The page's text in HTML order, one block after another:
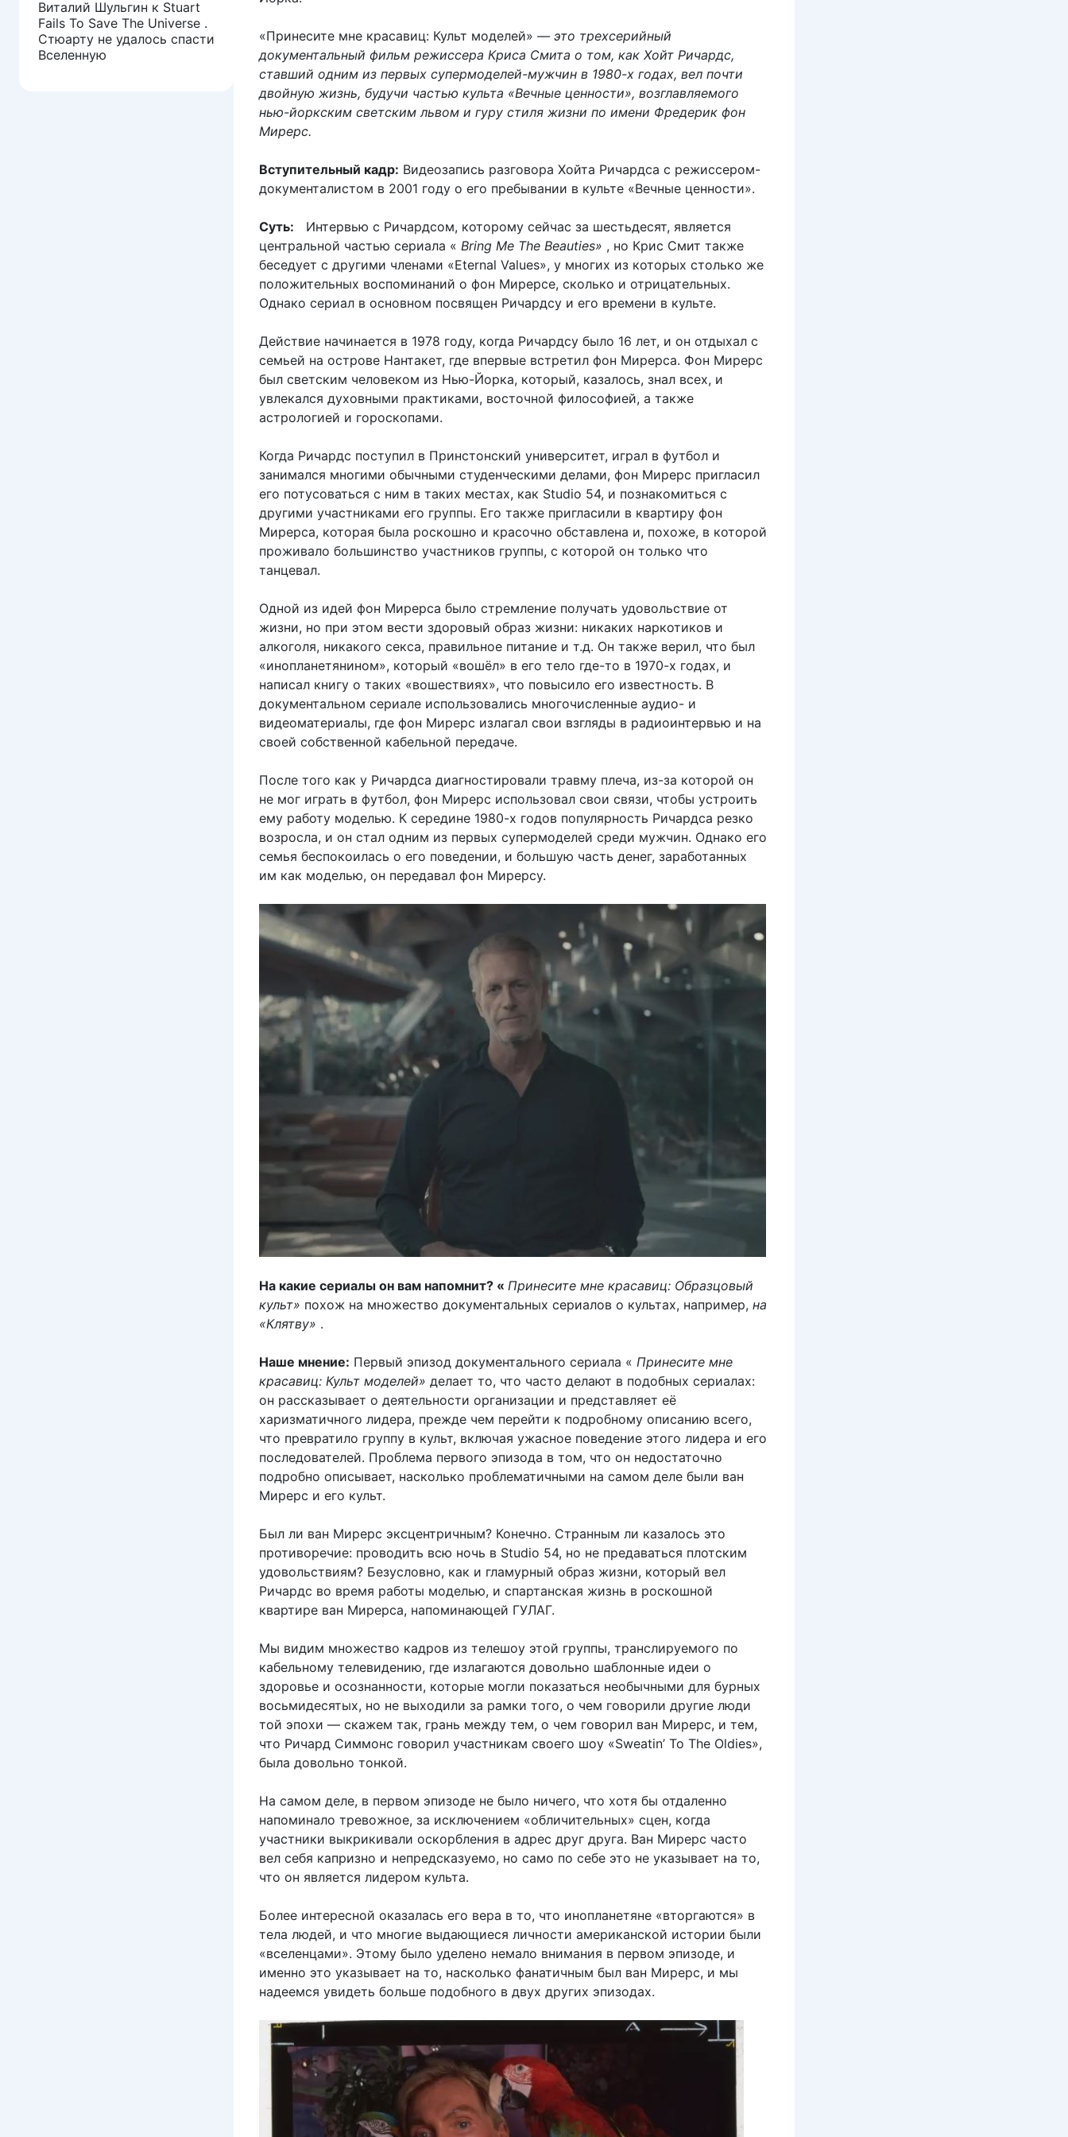
«Принесите мне красавиц: Культ моделей» — это трехсерийный
документальный фильм режиссера Криса Смита о том, как Хойт Ричардс,
ставший одним из первых супермоделей-мужчин в 1980-х годах, вел почти
двойную жизнь, будучи частью культа «Вечные ценности», возглавляемого
нью-йоркским светским львом и гуру стиля жизни по имени Фредерик фон
Мирерс.
Вступительный кадр: Видеозапись разговора Хойта Ричардса с режиссером-
документалистом в 2001 году о его пребывании в культе «Вечные ценности».
Суть: Интервью с Ричардсом, которому сейчас за шестьдесят, является
центральной частью сериала « Bring Me The Beauties» , но Крис Смит также
беседует с другими членами «Eternal Values», у многих из которых столько же
положительных воспоминаний о фон Мирерсе, сколько и отрицательных.
Однако сериал в основном посвящен Ричардсу и его времени в культе.
Действие начинается в 1978 году, когда Ричардсу было 16 лет, и он отдыхал с
семьей на острове Нантакет, где впервые встретил фон Мирерса. Фон Мирерс
был светским человеком из Нью-Йорка, который, казалось, знал всех, и
увлекался духовными практиками, восточной философией, а также
астрологией и гороскопами.
Когда Ричардс поступил в Принстонский университет, играл в футбол и
занимался многими обычными студенческими делами, фон Мирерс пригласил
его потусоваться с ним в таких местах, как Studio 54, и познакомиться с
другими участниками его группы. Его также пригласили в квартиру фон
Мирерса, которая была роскошно и красочно обставлена ​​и, похоже, в которой
проживало большинство участников группы, с которой он только что
танцевал.
Одной из идей фон Мирерса было стремление получать удовольствие от
жизни, но при этом вести здоровый образ жизни: никаких наркотиков и
алкоголя, никакого секса, правильное питание и т.д. Он также верил, что был
«инопланетянином», который «вошёл» в его тело где-то в 1970-х годах, и
написал книгу о таких «вошествиях», что повысило его известность. В
документальном сериале использовались многочисленные аудио- и
видеоматериалы, где фон Мирерс излагал свои взгляды в радиоинтервью и на
своей собственной кабельной передаче.
После того как у Ричардса диагностировали травму плеча, из-за которой он
не мог играть в футбол, фон Мирерс использовал свои связи, чтобы устроить
ему работу моделью. К середине 1980-х годов популярность Ричардса резко
возросла, и он стал одним из первых супермоделей среди мужчин. Однако его
семья беспокоилась о его поведении, и большую часть денег, заработанных
им как моделью, он передавал фон Мирерсу.
На какие сериалы он вам напомнит? « Принесите мне красавиц: Образцовый
культ» похож на множество документальных сериалов о культах, например, на
«Клятву» .
Наше мнение: Первый эпизод документального сериала « Принесите мне
красавиц: Культ моделей» делает то, что часто делают в подобных сериалах:
он рассказывает о деятельности организации и представляет её
харизматичного лидера, прежде чем перейти к подробному описанию всего,
что превратило группу в культ, включая ужасное поведение этого лидера и его
последователей. Проблема первого эпизода в том, что он недостаточно
подробно описывает, насколько проблематичными на самом деле были ван
Мирерс и его культ.
Был ли ван Мирерс эксцентричным? Конечно. Странным ли казалось это
противоречие: проводить всю ночь в Studio 54, но не предаваться плотским
удовольствиям? Безусловно, как и гламурный образ жизни, который вел
Ричардс во время работы моделью, и спартанская жизнь в роскошной
квартире ван Мирерса, напоминающей ГУЛАГ.
Мы видим множество кадров из телешоу этой группы, транслируемого по
кабельному телевидению, где излагаются довольно шаблонные идеи о
здоровье и осознанности, которые могли показаться необычными для бурных
восьмидесятых, но не выходили за рамки того, о чем говорили другие люди
той эпохи — скажем так, грань между тем, о чем говорил ван Мирерс, и тем,
что Ричард Симмонс говорил участникам своего шоу «Sweatin’ To The Oldies»,
была довольно тонкой.
На самом деле, в первом эпизоде ​​не было ничего, что хотя бы отдаленно
напоминало тревожное, за исключением «обличительных» сцен, когда
участники выкрикивали оскорбления в адрес друг друга. Ван Мирерс часто
вел себя капризно и непредсказуемо, но само по себе это не указывает на то,
что он является лидером культа.
Более интересной оказалась его вера в то, что инопланетяне «вторгаются» в
тела людей, и что многие выдающиеся личности американской истории были
«вселенцами». Этому было уделено немало внимания в первом эпизоде, и
именно это указывает на то, насколько фанатичным был ван Мирерс, и мы
надеемся увидеть больше подобного в двух других эпизодах.
Виталий Шульгин к Stuart
Fails To Save The Universe .
Стюарту не удалось спасти
Вселенную